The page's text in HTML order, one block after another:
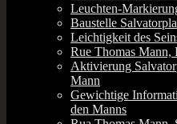
Leuchten-
Baustelle
Leichtigkeit des
Rue Thomas Mann,
Aktivierung
Mann
Gewichtige
den Manns